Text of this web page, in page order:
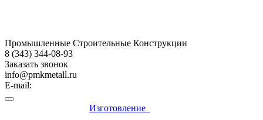
Промышленные Строительные Конструкции
8 (343) 344-08-93
Заказать звонок
info@pmkmetall.ru
E-mail:
Изготовление